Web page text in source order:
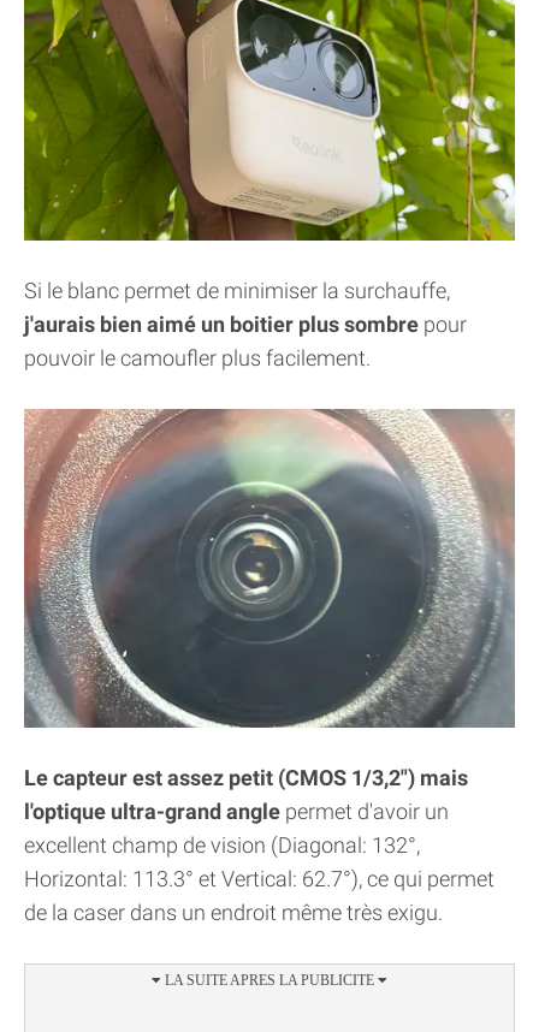
Si le blanc permet de minimiser la surchauffe,
j'aurais bien aimé un boitier plus sombre pour
pouvoir le camoufler plus facilement.
Le capteur est assez petit (CMOS 1/3,2") mais
l'optique ultra-grand angle permet d'avoir un
excellent champ de vision (Diagonal: 132°,
Horizontal: 113.3° et Vertical: 62.7°), ce qui permet
de la caser dans un endroit même très exigu.